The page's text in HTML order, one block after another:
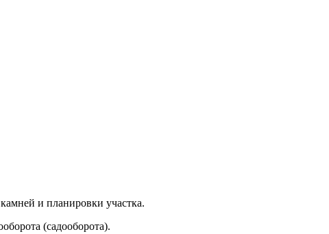
и планировки участка.
(садооборота).